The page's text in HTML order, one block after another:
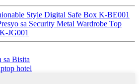
Style Digital Safe Box K-BE001
sa Security Metal Wardrobe Top
JG001
sa Bisita
hotel